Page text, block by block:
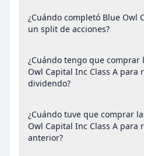
¿Cuándo completó Blue Owl
un split de acciones?
¿Cuándo tengo que comprar
Owl Capital Inc Class A para
dividendo?
¿Cuándo tuve que comprar
Owl Capital Inc Class A
anterior?